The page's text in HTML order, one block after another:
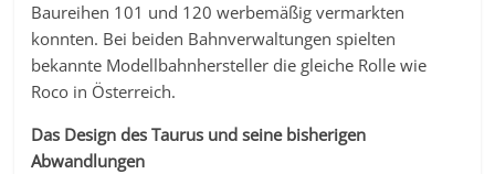
Baureihen 101 und 120 werbemäßig vermarkten
konnten. Bei beiden Bahnverwaltungen spielten
bekannte Modellbahnhersteller die gleiche Rolle wie
Roco in Österreich.
Das Design des Taurus und seine bisherigen
Abwandlungen